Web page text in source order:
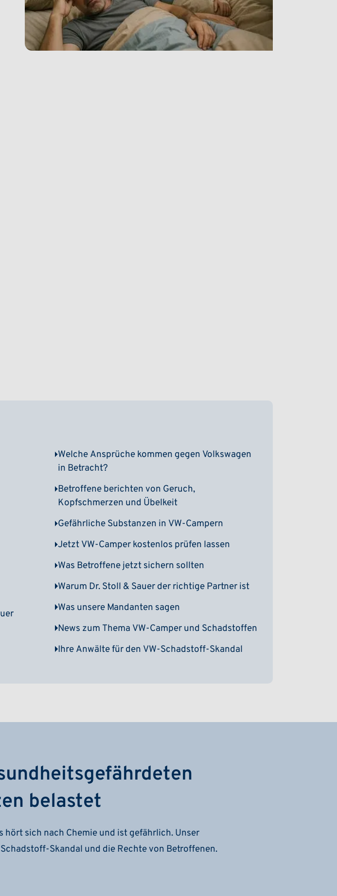
Welche Ansprüche kommen gegen Volkswagen
in Betracht?
Betroffene berichten von Geruch,
Kopfschmerzen und Übelkeit
Gefährliche Substanzen in VW-Campern
Jetzt VW-Camper kostenlos prüfen lassen
Was Betroffene jetzt sichern sollten
Warum Dr. Stoll & Sauer der richtige Partner ist
Was unsere Mandanten sagen
News zum Thema VW-Camper und Schadstoffen
Ihre Anwälte für den VW-Schadstoff-Skandal
belastet
hört sich nach Chemie und ist gefährlich. Unser
Skandal und die Rechte von Betroffenen.